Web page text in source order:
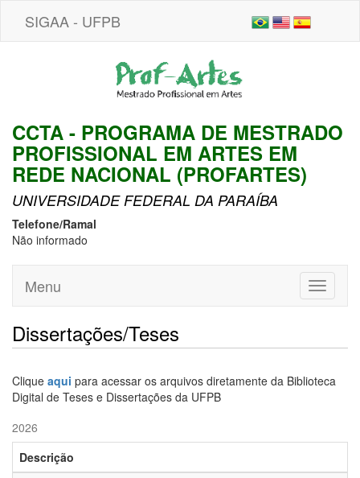
SIGAA - UFPB
CCTA - PROGRAMA DE MESTRADO
PROFISSIONAL EM ARTES EM
REDE NACIONAL (PROFARTES)
UNIVERSIDADE FEDERAL DA PARAÍBA
Telefone/Ramal
Não informado
Toggle
Menu
Dissertações/Teses
Clique aqui para acessar os arquivos diretamente da Biblioteca
Digital de Teses e Dissertações da UFPB
2026
Descrição